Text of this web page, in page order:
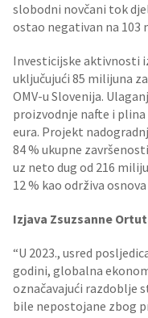
slobodni novčani tok
ostao negativan na 103
Investicijske aktivnosti
uključujući 85 milijuna
OMV-u Slovenija.
proizvodnje nafte i
eura. Projekt
84 % ukupne
uz neto dug od 216
12 % kao održiva
Izjava Zsuzsanne
“U 2023., usred
godini, globalna
označavajući razdoblje
bile nepostojane zbog